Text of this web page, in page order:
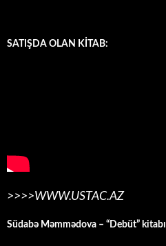
SATIŞDA OLAN KİTAB:
>>>>WWW.USTAC.AZ
Südabə Məmmədova – “Debüt” kitabı